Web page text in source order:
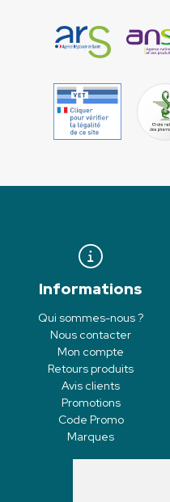
Informations
Qui sommes-nous ?
Nous contacter
Mon compte
Retours produits
Avis clients
Promotions
Code Promo
Marques